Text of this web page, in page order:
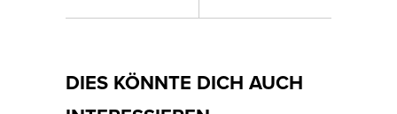
DIES KÖNNTE DICH AUCH